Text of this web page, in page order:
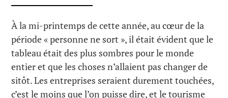
À la mi-printemps de cette année, au cœur de la
période « personne ne sort », il était évident que le
tableau était des plus sombres pour le monde
entier et que les choses n’allaient pas changer de
sitôt. Les entreprises seraient durement touchées,
c’est le moins que l’on puisse dire, et le tourisme